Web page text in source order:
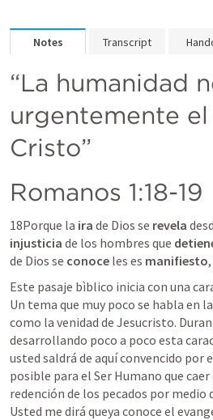
Notes Transcript
“La humanidad
urgentemente
Cristo”
Romanos 1:18-19
18﻿Porque la ira de Dios se revela
injusticia de los hombres que
de Dios se conoce les es manifiesto
Este pasaje bìblico inicia con una
Un tema que muy poco se habla en
como la venidad de Jesucristo.
desarrollando poco a poco esta
usted saldrá de aquí convencido por
posible para el Ser Humano que
redención de los pecados por
Usted me dirá queya conoce el